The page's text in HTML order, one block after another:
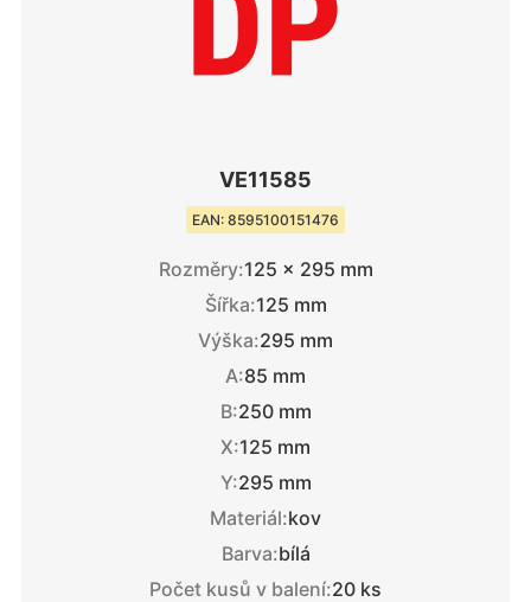
VE11585
EAN: 8595100151476
Rozměry:125 × 295 mm
Šířka:125 mm
Výška:295 mm
A:85 mm
B:250 mm
X:125 mm
Y:295 mm
Materiál:kov
Barva:bílá
Počet kusů v balení:20 ks